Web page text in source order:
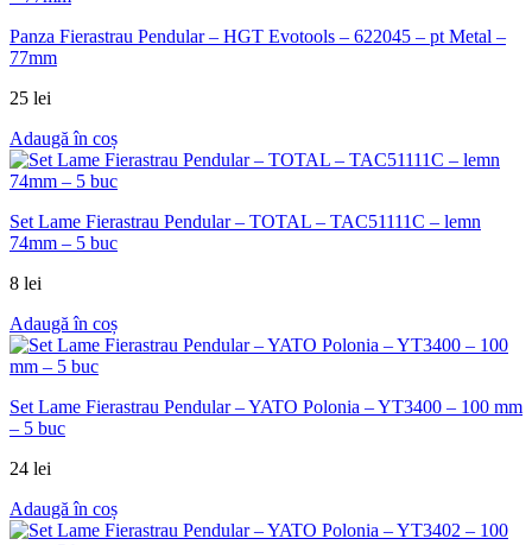
Panza Fierastrau Pendular – HGT Evotools – 622045 – pt Metal –
77mm
25 lei
Adaugă în coș
Set Lame Fierastrau Pendular – TOTAL – TAC51111C – lemn
74mm – 5 buc
8 lei
Adaugă în coș
Set Lame Fierastrau Pendular – YATO Polonia – YT3400 – 100 mm
– 5 buc
24 lei
Adaugă în coș